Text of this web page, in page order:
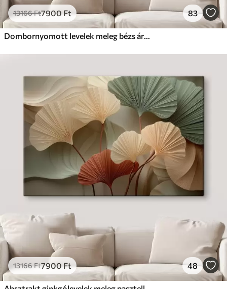
13166Ft7900 Ft 83
Dombornyomott levelek meleg bézs árnyalatokban
13166Ft7900Ft 48